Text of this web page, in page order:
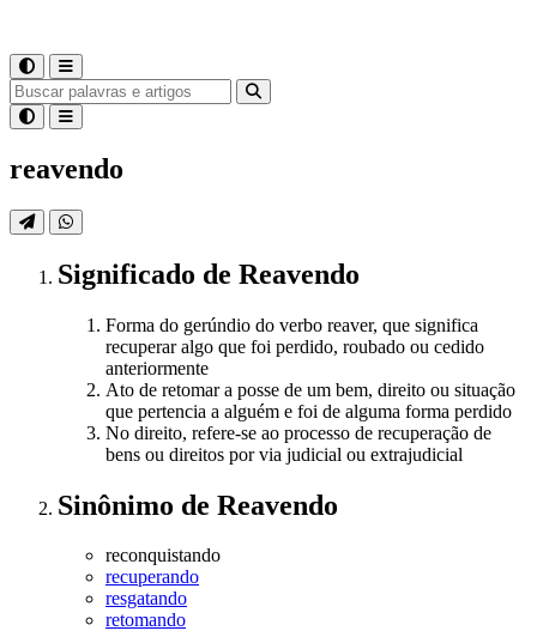
reavendo
Significado de Reavendo
Forma do gerúndio do verbo reaver, que significa
recuperar algo que foi perdido, roubado ou cedido
anteriormente
Ato de retomar a posse de um bem, direito ou situação
que pertencia a alguém e foi de alguma forma perdido
No direito, refere-se ao processo de recuperação de
bens ou direitos por via judicial ou extrajudicial
Sinônimo de Reavendo
reconquistando
recuperando
resgatando
retomando